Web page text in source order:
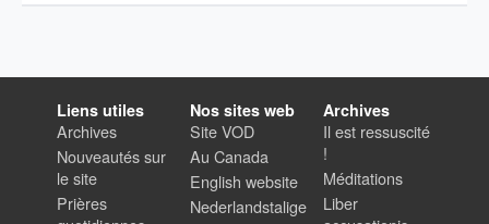
Liens utiles
Archives
Nouveautés sur
le site
Prières
Nos sites web
Site VOD
Au Canada
English website
Nederlandstalige
Archives
Il est ressuscité
!
Méditations
Liber